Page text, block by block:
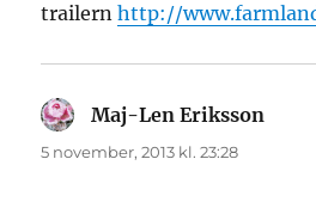
trailernhttp://
Maj-Len Eriksson
5 november, 2013 kl. 23:28